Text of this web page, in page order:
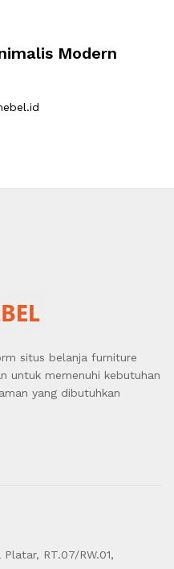
Modern
situs belanja furniture
untuk memenuhi kebutuhan
yang dibutuhkan
RT.07/RW.01,